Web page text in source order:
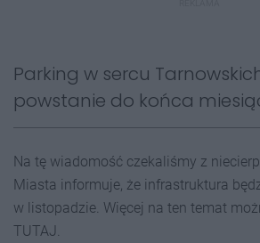
Parking w sercu
powstanie do końca
Na tę wiadomość czekaliśmy z
Miasta informuje, że infrastruktura
w listopadzie. Więcej na ten temat
TUTAJ.